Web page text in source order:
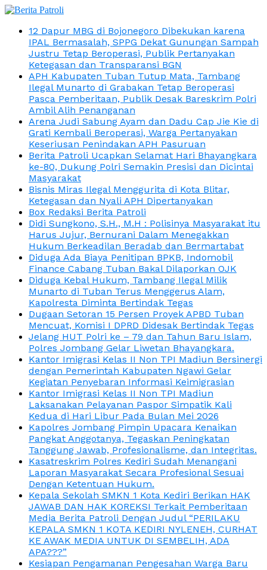
12 Dapur MBG di Bojonegoro Dibekukan karena
IPAL Bermasalah, SPPG Dekat Gunungan Sampah
Justru Tetap Beroperasi, Publik Pertanyakan
Ketegasan dan Transparansi BGN
APH Kabupaten Tuban Tutup Mata, Tambang
Ilegal Munarto di Grabakan Tetap Beroperasi
Pasca Pemberitaan, Publik Desak Bareskrim Polri
Ambil Alih Penanganan
Arena Judi Sabung Ayam dan Dadu Cap Jie Kie di
Grati Kembali Beroperasi, Warga Pertanyakan
Keseriusan Penindakan APH Pasuruan
Berita Patroli Ucapkan Selamat Hari Bhayangkara
ke-80, Dukung Polri Semakin Presisi dan Dicintai
Masyarakat
Bisnis Miras Ilegal Menggurita di Kota Blitar,
Ketegasan dan Nyali APH Dipertanyakan
Box Redaksi Berita Patroli
Didi Sungkono, S.H., M.H : Polisinya Masyarakat itu
Harus Jujur, Bernurani Dalam Menegakkan
Hukum Berkeadilan Beradab dan Bermartabat
Diduga Ada Biaya Penitipan BPKB, Indomobil
Finance Cabang Tuban Bakal Dilaporkan OJK
Diduga Kebal Hukum, Tambang Ilegal Milik
Munarto di Tuban Terus Menggerus Alam,
Kapolresta Diminta Bertindak Tegas
Dugaan Setoran 15 Persen Proyek APBD Tuban
Mencuat, Komisi I DPRD Didesak Bertindak Tegas
Jelang HUT Polri ke – 79 dan Tahun Baru Islam,
Polres Jombang Gelar Liwetan Bhayangkara.
Kantor Imigrasi Kelas II Non TPI Madiun Bersinergi
dengan Pemerintah Kabupaten Ngawi Gelar
Kegiatan Penyebaran Informasi Keimigrasian
Kantor Imigrasi Kelas II Non TPI Madiun
Laksanakan Pelayanan Paspor Simpatik Kali
Kedua di Hari Libur Pada Bulan Mei 2026
Kapolres Jombang Pimpin Upacara Kenaikan
Pangkat Anggotanya, Tegaskan Peningkatan
Tanggung Jawab, Profesionalisme, dan Integritas.
Kasatreskrim Polres Kediri Sudah Menangani
Laporan Masyarakat Secara Profesional Sesuai
Dengan Ketentuan Hukum.
Kepala Sekolah SMKN 1 Kota Kediri Berikan HAK
JAWAB DAN HAK KOREKSI Terkait Pemberitaan
Media Berita Patroli Dengan Judul “PERILAKU
KEPALA SMKN 1 KOTA KEDIRI NYLENEH, CURHAT
KE AWAK MEDIA UNTUK DI SEMBELIH, ADA
APA???”
Kesiapan Pengamanan Pengesahan Warga Baru